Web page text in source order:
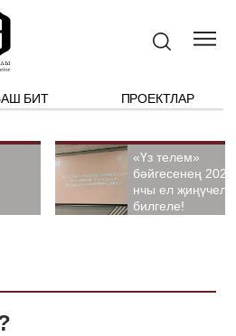
БИТ ПРОЕКТЛАР
«Үз телем»
бәйгесенең 2026
нчы ел
билгеле!